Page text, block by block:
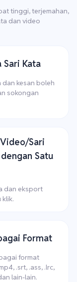
tinggi, terjemahan,
dan video
Sari Kata
dan kesan boleh
sokongan
Sari
Satu
dan eksport
Format
format
.srt, .ass, .lrc,
lain-lain.